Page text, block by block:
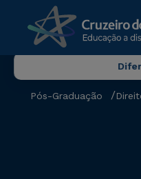
Pós-Graduação